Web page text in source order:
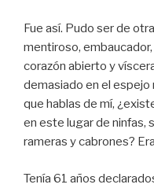
Fue así. Pudo ser de
mentiroso,
corazón abierto y
demasiado en el
que hablas de mí,
en este lugar de ninfas,
rameras y cabrones?
Tenía 61 años